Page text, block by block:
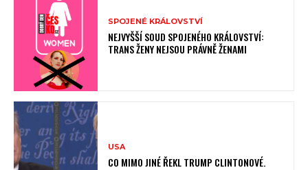
SPOJENÉ KRÁLOVSTVÍ
NEJVYŠŠÍ SOUD SPOJENÉHO KRÁLOVSTVÍ:
TRANS ŽENY NEJSOU PRÁVNĚ ŽENAMI
USA
CO MIMO JINÉ ŘEKL TRUMP CLINTONOVÉ.